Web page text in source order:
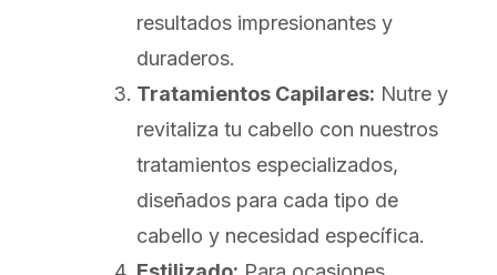
resultados impresionantes y
duraderos.
Tratamientos Capilares: Nutre y
revitaliza tu cabello con nuestros
tratamientos especializados,
diseñados para cada tipo de
cabello y necesidad específica.